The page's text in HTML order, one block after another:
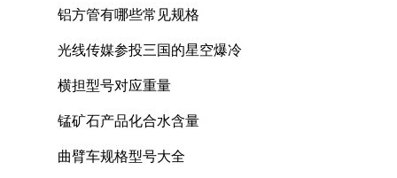
铝方管有哪些常见规格
光线传媒参投三国的星空爆冷
横担型号对应重量
锰矿石产品化合水含量
曲臂车规格型号大全